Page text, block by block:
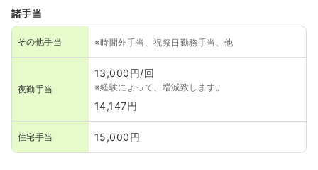
諸手当
その他手当 ※時間外手当、祝祭日勤務手当、他
夜勤手当
13,000円/回
※経験によって、増減致します。
14,147円
住宅手当 15,000円